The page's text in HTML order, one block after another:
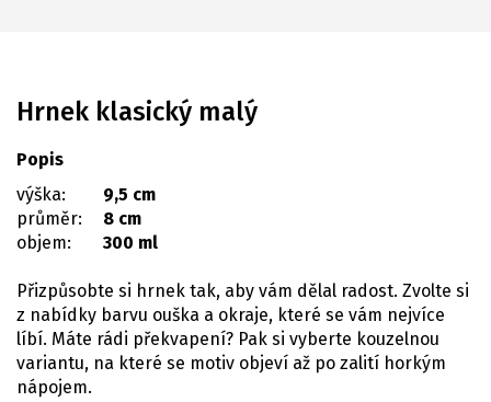
Hrnek klasický malý
Popis
výška:
9,5 cm
průměr:
8 cm
objem:
300 ml
Přizpůsobte si hrnek tak, aby vám dělal radost. Zvolte si
z nabídky barvu ouška a okraje, které se vám nejvíce
líbí. Máte rádi překvapení? Pak si vyberte kouzelnou
variantu, na které se motiv objeví až po zalití horkým
nápojem.